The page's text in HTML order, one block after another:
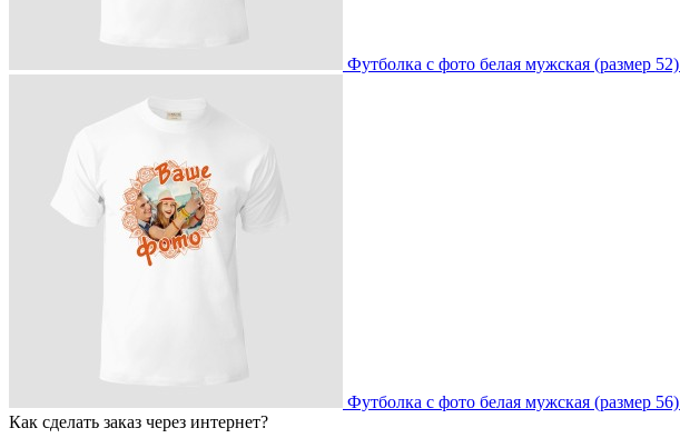
Футболка с фото белая мужская (размер 52)
Футболка с фото белая мужская (размер 56)
Как сделать заказ через интернет?